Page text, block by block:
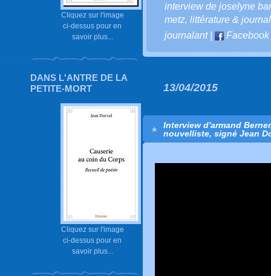
Cliquez sur l'image
ci-dessus pour en
savoir plus...
DANS L'ANTRE DE LA
PETITE-MORT
Cliquez sur l'image
ci-dessus pour en
savoir plus...
interview de joselyne
metz, littérature &
journalant| Facebook
13/04/2015
Interview d'armand
nouvelliste, signé Jean